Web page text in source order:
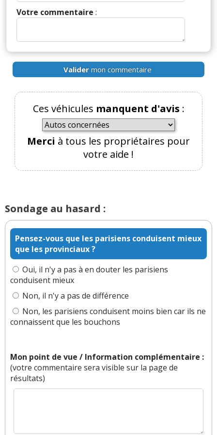
(Votre post sera visible sous le commentaire)
ParPolo(Date : 2024-10-06 09:18:25)
que l'inverse, mais bon...
Il y a1réaction(s) sur ce commentaire :
(Votre post sera visible sous le commentaire)
ParPacpat(Date : 2024-02-08 13:23:10)
Les fantômes sont les plus écologiques.
Il y a 4réaction(s) sur ce commentaire :
ParArkane TOP CONTRIBUTEUR(2024-02-
08 15:58:48) : 🤔 hein ?
Ça me fait penser à la petite blagounette : "chez
remarqué." 👻
Votre commentaire :
Validermon commentaire
Ces véhicules manquent d'avis :
Merci à tous les propriétaires pour
votre aide !
Sondage au hasard :
Pensez-vous que les parisiens conduisent mieux
que les provinciaux ?
Oui, il n'y a pas à en douter les parisiens
conduisent mieux
Non, il n'y a pas de différence
Non, les parisiens conduisent moins bien car ils ne
connaissent que les bouchons
Mon point de vue / Information complémentaire :
(votre commentaire sera visible sur la page de
résultats)